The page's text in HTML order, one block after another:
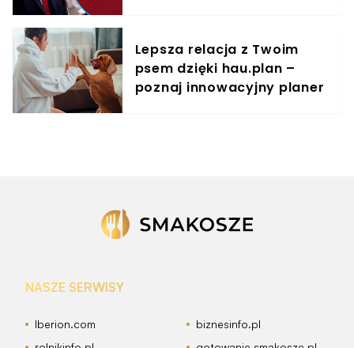
Lepsza relacja z Twoim
psem dzięki hau.plan –
poznaj innowacyjny planer
NASZE SERWISY
Iberion.com
biznesinfo.pl